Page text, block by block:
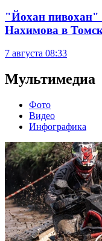
"Йохан пивохан"
Нахимова в
7 августа 08:33
Мультимедиа
Фото
Видео
Инфографика